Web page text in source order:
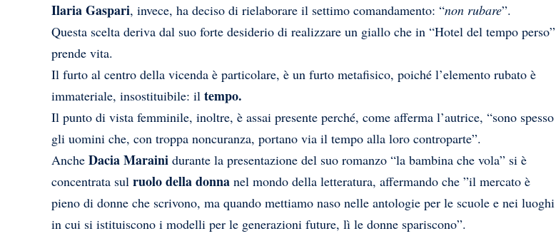
Ilaria Gaspari, invece, ha deciso di rielaborare il settimo comandamento: “non rubare”.
Questa scelta deriva dal suo forte desiderio di realizzare un giallo che in “Hotel del tempo perso”
prende vita.
Il furto al centro della vicenda è particolare, è un furto metafisico, poiché l’elemento rubato è
immateriale, insostituibile: il tempo.
Il punto di vista femminile, inoltre, è assai presente perché, come afferma l’autrice, “sono spesso
gli uomini che, con troppa noncuranza, portano via il tempo alla loro controparte”.
Anche Dacia Maraini durante la presentazione del suo romanzo “la bambina che vola” si è
concentrata sul ruolo della donna nel mondo della letteratura, affermando che ”il mercato è
pieno di donne che scrivono, ma quando mettiamo naso nelle antologie per le scuole e nei luoghi
in cui si istituiscono i modelli per le generazioni future, lì le donne spariscono”.